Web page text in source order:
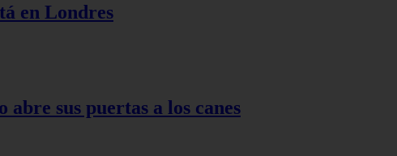
en Londres
sus puertas a los canes